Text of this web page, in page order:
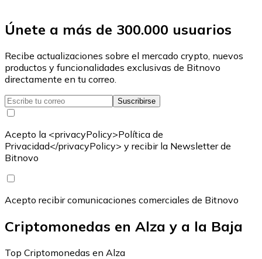
Únete a más de 300.000 usuarios
Recibe actualizaciones sobre el mercado crypto, nuevos
productos y funcionalidades exclusivas de Bitnovo
directamente en tu correo.
Suscribirse
Acepto la <privacyPolicy>Política de
Privacidad</privacyPolicy> y recibir la Newsletter de
Bitnovo
Acepto recibir comunicaciones comerciales de Bitnovo
Criptomonedas en Alza y a la Baja
Top Criptomonedas en Alza